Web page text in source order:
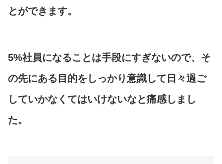
とができます。
5%社員になることは手段にすぎないので、そ
の先にある目的をしっかり意識して日々過ご
していかなくてはいけないなと痛感しまし
た。